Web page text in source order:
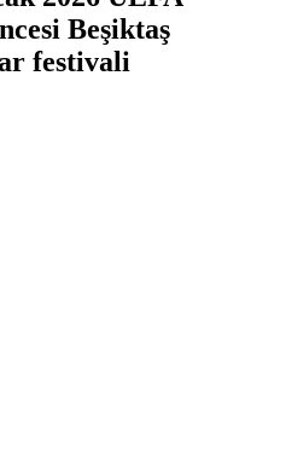
Beşiktaş
festivali